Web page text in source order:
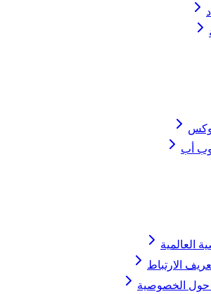
أب
العالمية
الارتباط
حول الخصوصية